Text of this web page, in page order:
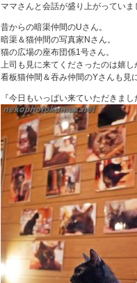
ママさんと会話が盛り上がっていま
昔からの暗渠仲間のUさん。
暗渠＆猫仲間の写真家Nさん。
猫の広場の座布団係1号さん。
上司も見に来てくださったのは嬉し
看板猫仲間＆吞み仲間のYさんも見
『今日もいっぱい来ていただきまし